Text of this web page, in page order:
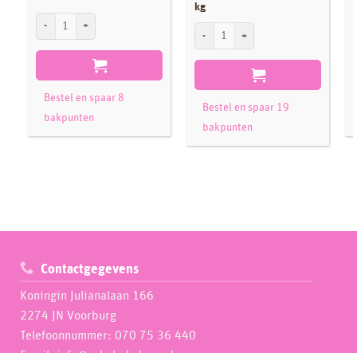
JEM Cutter Easy Rose Set/3 aantal
Bestel en spaar 8
bakpunten
kg
Callebaut Chocolade Callets Puur 1 kg
Bestel en spaar 19
bakpunten
Contactgegevens
Koningin Julianalaan 166
2274 JN Voorburg
Telefoonnummer: 070 75 36 440